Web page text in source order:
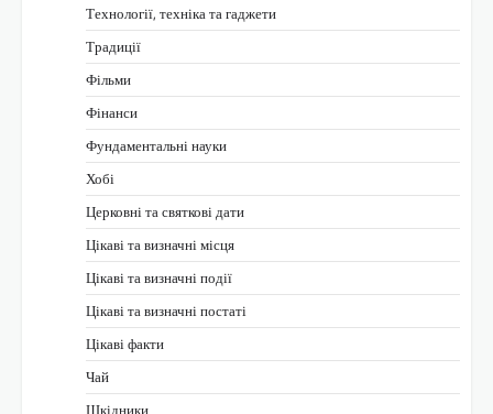
Технології, техніка та гаджети
Традиції
Фільми
Фінанси
Фундаментальні науки
Хобі
Церковні та святкові дати
Цікаві та визначні місця
Цікаві та визначні події
Цікаві та визначні постаті
Цікаві факти
Чай
Шкідники